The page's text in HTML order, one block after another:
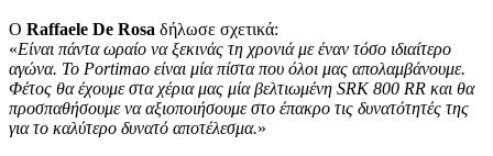
Ο Raffaele De Rosa δήλωσε σχετικά:
«Είναι πάντα ωραίο να ξεκινάς τη χρονιά με έναν τόσο ιδιαίτερο
αγώνα. Το Portimao είναι μία πίστα που όλοι μας απολαμβάνουμε.
Φέτος θα έχουμε στα χέρια μας μία βελτιωμένη SRK 800 RR και θα
προσπαθήσουμε να αξιοποιήσουμε στο έπακρο τις δυνατότητές της
για το καλύτερο δυνατό αποτέλεσμα.»